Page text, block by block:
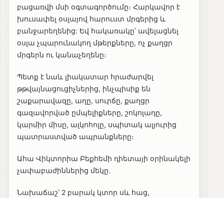
բացառվի մսի օգտագործումը։ Հարկավոր է
խուսափել օսլայով հարուստ մրգերից և
բանջարեղենից: Եվ հակառակը՝ ավելացնել
օսլա չպարունակող մթերքները, ոչ քաղցր
մրգերն ու կանաչեղենը։
Պետք է նաև լիակատար հրաժարվել
թթվայնացուցիչներից, ինչպիսիք են
շաքարավազը, աղը, սուրճը, քաղցր
գազավորված ըմպելիքները, շոկոլադը,
կարմիր միսը, ալկոհոլը, սպիտակ ալյուրից
պատրաստված ապրանքները։
Ահա Վիկտորիա Բեքհեմի դիետայի օրինակելի
չափաբաժիններից մեկը․
Նախաճաշ՝ 2 բարակ կտոր սև հաց,